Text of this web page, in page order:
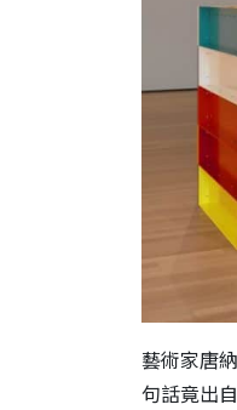
藝術家唐
句話竟出